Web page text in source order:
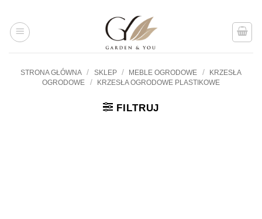
treści
STRONA GŁÓWNA / SKLEP / MEBLE OGRODOWE /
KRZESŁA
OGRODOWE
/ KRZESŁA OGRODOWE PLASTIKOWE
FILTRUJ